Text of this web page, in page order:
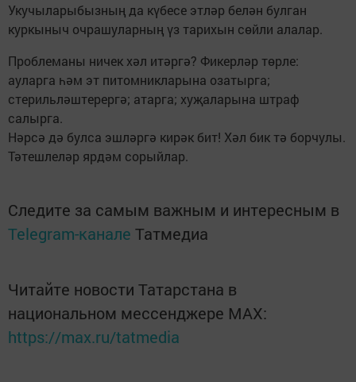
Укучыларыбызның да күбесе этләр белән булган
куркыныч очрашуларның үз тарихын сөйли алалар.
Проблеманы ничек хәл итәргә? Фикерләр төрле:
ауларга һәм эт питомникларына озатырга;
стерильләштерергә; атарга; хуҗаларына штраф
салырга.
Нәрсә дә булса эшләргә кирәк бит! Хәл бик тә борчулы.
Тәтешлеләр ярдәм сорыйлар.
Следите за самым важным и интересным в
Telegram-канале Татмедиа
Читайте новости Татарстана в
национальном мессенджере MАХ:
https://max.ru/tatmedia